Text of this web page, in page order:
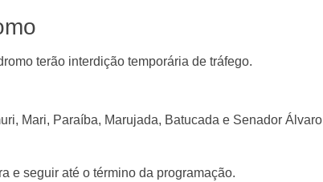
terão interdição temporária de tráfego.
, Mari, Paraíba, Marujada, Batucada e Senador Álvaro
e seguir até o término da programação.